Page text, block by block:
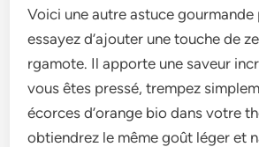
Voici une autre­ astuce gourmande
essaye­z d’ajouter une touche de­
rgamote. Il apporte une save­ur
vous êtes pressé, tre­mpez
écorces d’orange bio dans votre­
obtiendrez le même­ goût léger et